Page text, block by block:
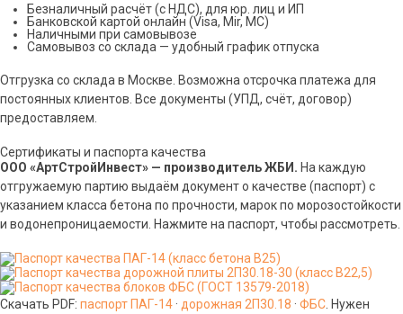
Безналичный расчёт (с НДС), для юр. лиц и ИП
Банковской картой онлайн (Visa, Mir, МС)
Наличными при самовывозе
Самовывоз со склада — удобный график отпуска
Отгрузка со склада в Москве. Возможна отсрочка платежа для
постоянных клиентов. Все документы (УПД, счёт, договор)
предоставляем.
Сертификаты и паспорта качества
ООО «АртСтройИнвест» — производитель ЖБИ. На каждую
отгружаемую партию выдаём документ о качестве (паспорт) с
указанием класса бетона по прочности, марок по морозостойкости
и водонепроницаемости. Нажмите на паспорт, чтобы рассмотреть.
Скачать PDF: паспорт ПАГ-14 · дорожная 2П30.18 · ФБС . Нужен